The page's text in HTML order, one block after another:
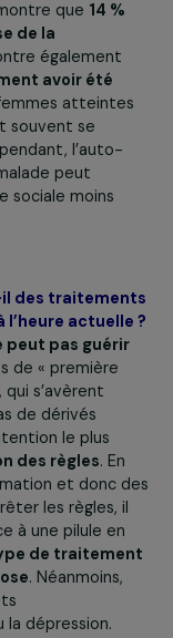
plus de 60 % des
ou alors en parlent à
ni au
un angle mort au
peur des femmes
sein de leur
lieu à de
atteintes
de culpabilité chez
vicieux.
étude il y a
des femmes
à leur
de la
montre que
de la
montre également
avoir été
les femmes
souvent se
l’auto-